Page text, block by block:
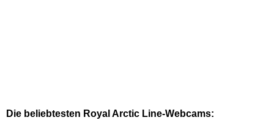
Die beliebtesten Royal Arctic Line-Webcams: